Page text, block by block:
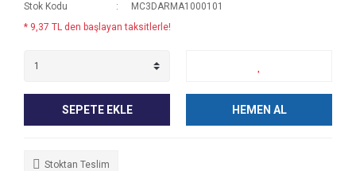
Stok Kodu
MC3DARMA1000101
* 9,37 TL den başlayan taksitlerle!
SEPETE EKLE HEMEN AL
Stoktan Teslim